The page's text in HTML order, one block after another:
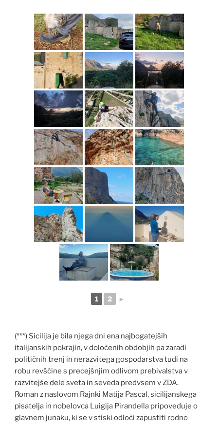
1 2 ►
(***) Sicilija je bila njega dni ena najbogatejših
italijanskih pokrajin, v določenih obdobjih pa zaradi
političnih trenj in nerazvitega gospodarstva tudi na
robu revščine s precejšnjim odlivom prebivalstva v
razvitejše dele sveta in seveda predvsem v ZDA.
Roman z naslovom Rajnki Matija Pascal, sicilijanskega
pisatelja in nobelovca Luigija Pirandella pripoveduje o
glavnem junaku, ki se v stiski odloči zapustiti rodno